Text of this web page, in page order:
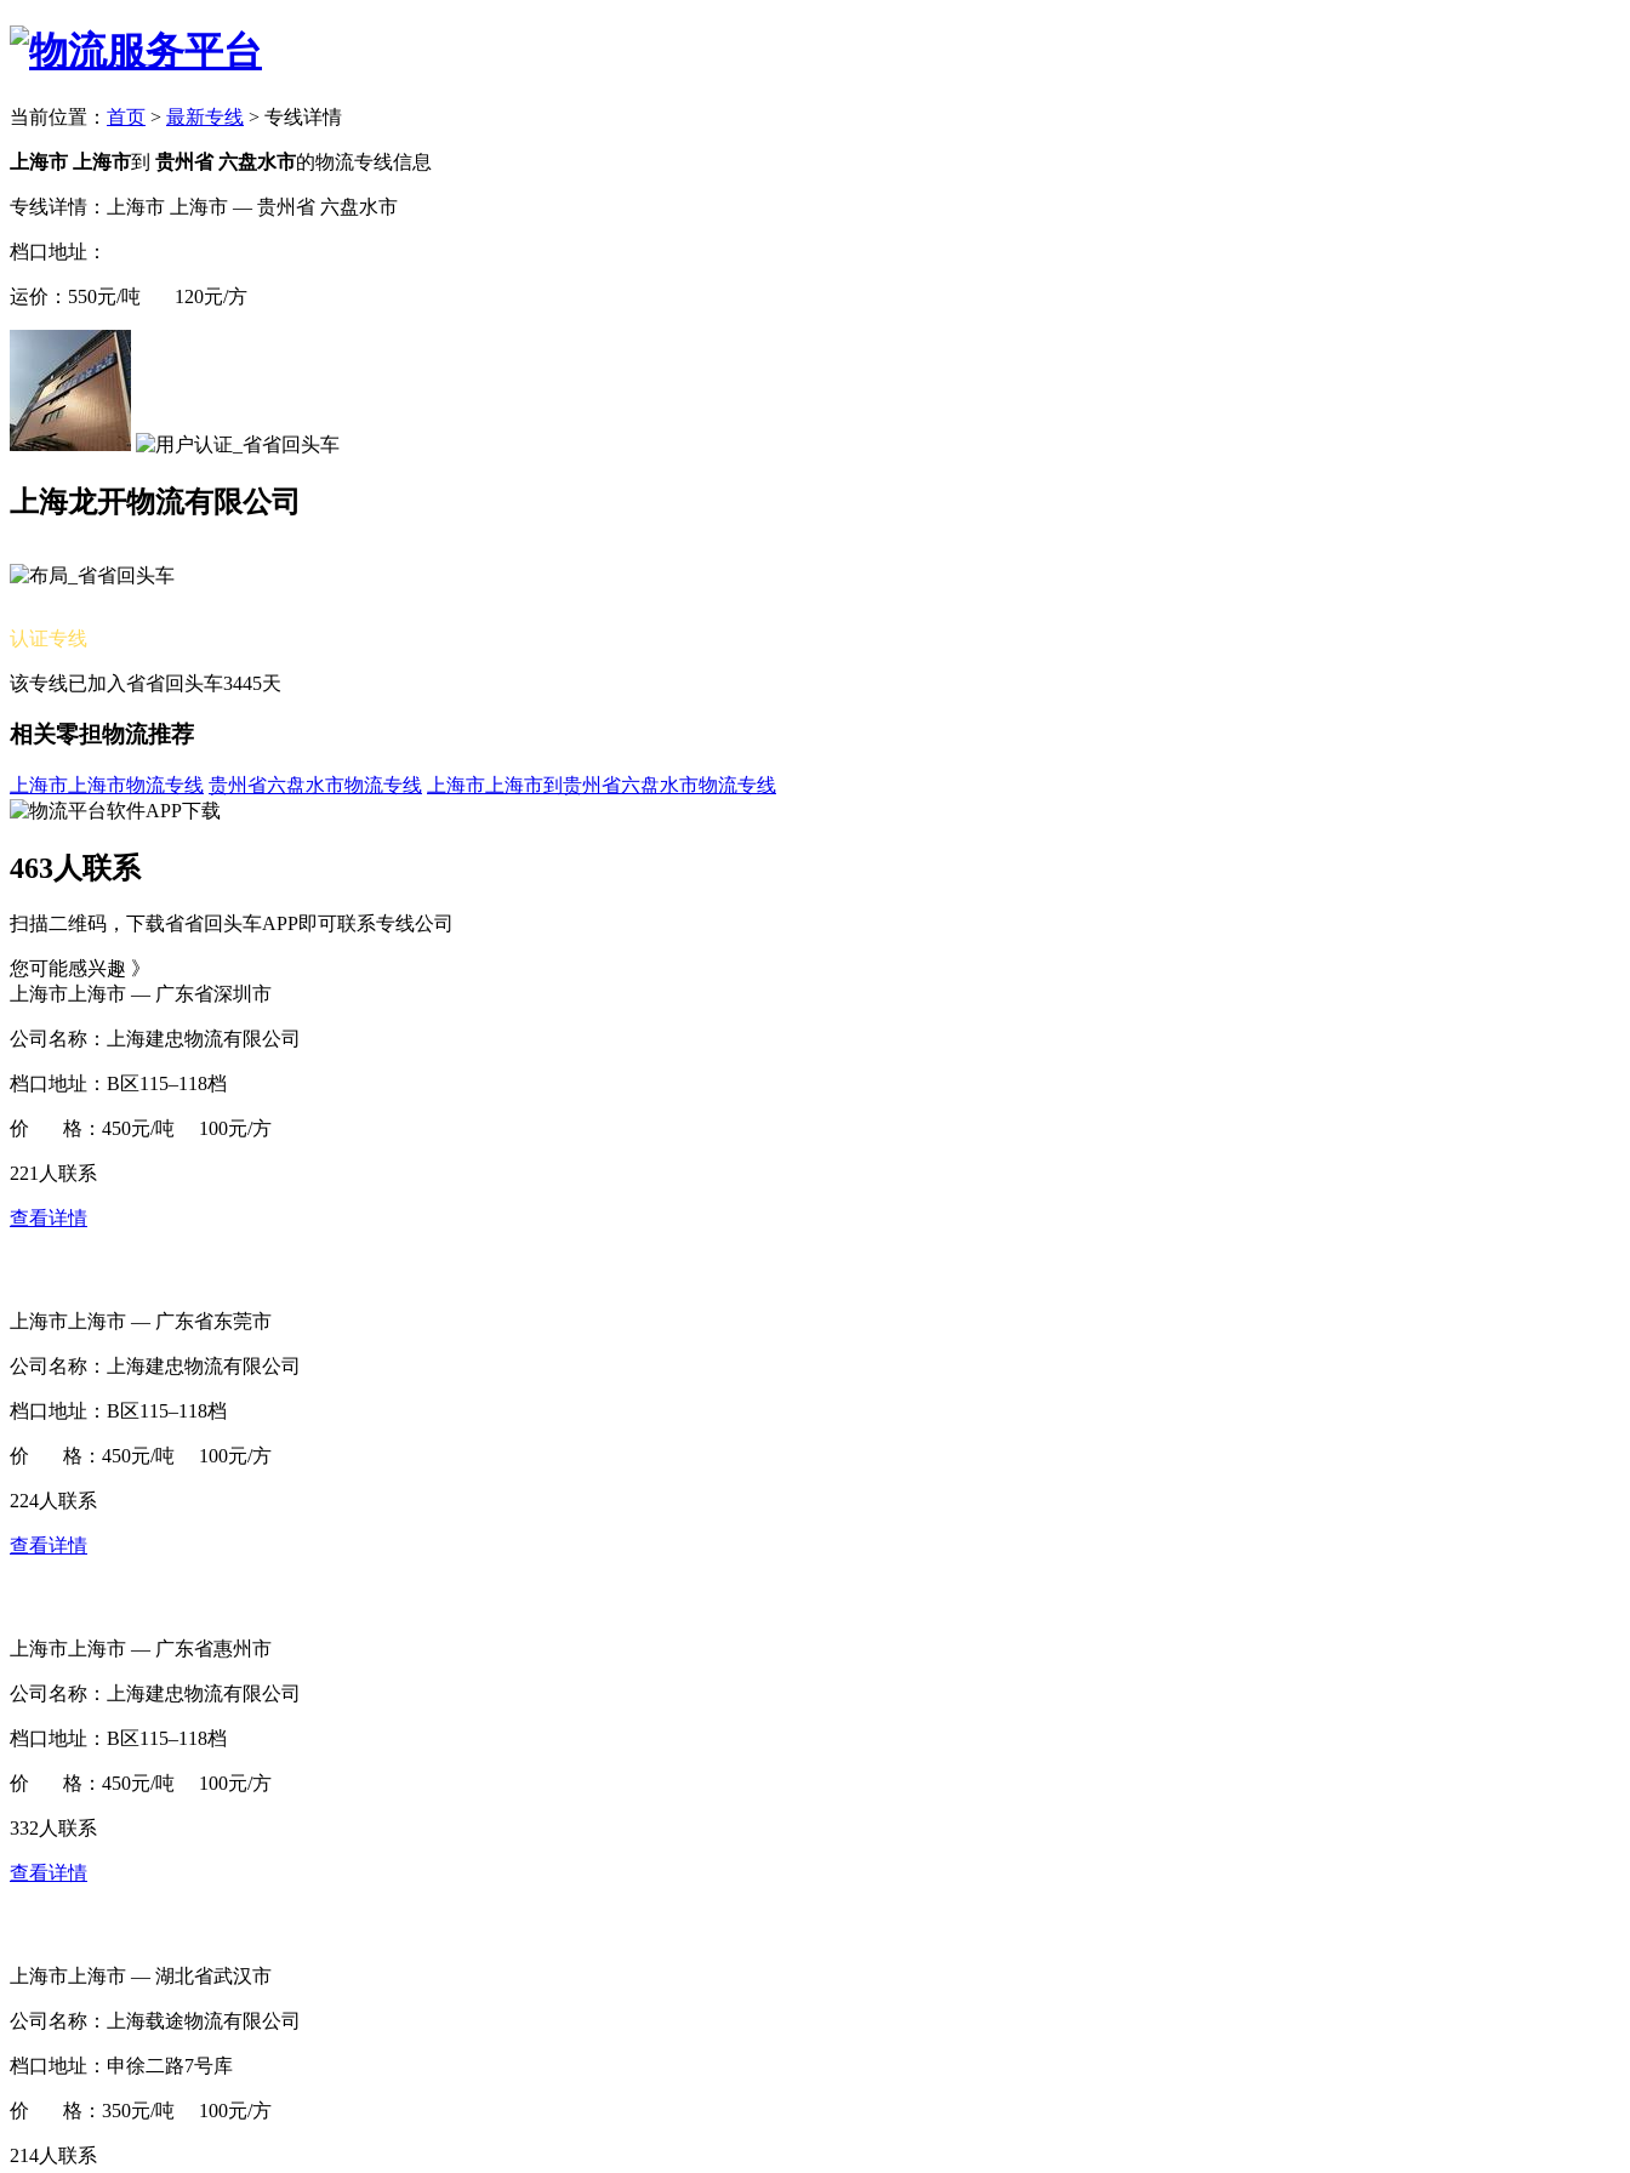
当前位置： 首页 > 最新专线 > 专线详情
上海市 上海市到 贵州省 六盘水市的物流专线信息
专线详情：上海市 上海市 — 贵州省 六盘水市
档口地址：
运价：550元/吨 120元/方
上海龙开物流有限公司
认证专线
该专线已加入省省回头车3445天
相关零担物流推荐
上海市上海市物流专线 贵州省六盘水市物流专线 上海市上海市到贵州省六盘水市物流专线
463人联系
扫描二维码，下载省省回头车APP即可联系专线公司
您可能感兴趣 》
上海市上海市 — 广东省深圳市
公司名称：上海建忠物流有限公司
档口地址：B区115–118档
价 格：450元/吨 100元/方
221人联系
查看详情
上海市上海市 — 广东省东莞市
公司名称：上海建忠物流有限公司
档口地址：B区115–118档
价 格：450元/吨 100元/方
224人联系
查看详情
上海市上海市 — 广东省惠州市
公司名称：上海建忠物流有限公司
档口地址：B区115–118档
价 格：450元/吨 100元/方
332人联系
查看详情
上海市上海市 — 湖北省武汉市
公司名称：上海载途物流有限公司
档口地址：申徐二路7号库
价 格：350元/吨 100元/方
214人联系